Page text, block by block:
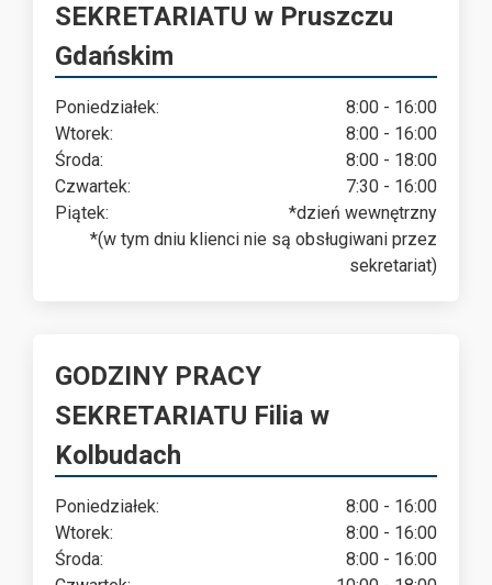
SEKRETARIATU w Pruszczu
Gdańskim
Poniedziałek:
8:00 - 16:00
Wtorek:
8:00 - 16:00
Środa:
8:00 - 18:00
Czwartek:
7:30 - 16:00
Piątek:
*dzień wewnętrzny
*(w tym dniu klienci nie są obsługiwani przez
sekretariat)
GODZINY PRACY
SEKRETARIATU Filia w
Kolbudach
Poniedziałek:
8:00 - 16:00
Wtorek:
8:00 - 16:00
Środa:
8:00 - 16:00